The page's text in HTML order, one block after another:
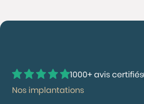
1000+ avis certifiés
Nos implantations